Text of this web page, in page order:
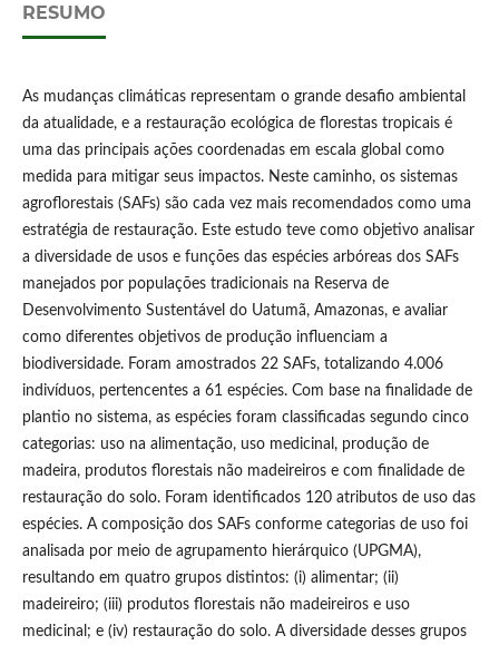
RESUMO
As mudanças climáticas representam o grande desafio ambiental
da atualidade, e a restauração ecológica de florestas tropicais é
uma das principais ações coordenadas em escala global como
medida para mitigar seus impactos. Neste caminho, os sistemas
agroflorestais (SAFs) são cada vez mais recomendados como uma
estratégia de restauração. Este estudo teve como objetivo analisar
a diversidade de usos e funções das espécies arbóreas dos SAFs
manejados por populações tradicionais na Reserva de
Desenvolvimento Sustentável do Uatumã, Amazonas, e avaliar
como diferentes objetivos de produção influenciam a
biodiversidade. Foram amostrados 22 SAFs, totalizando 4.006
indivíduos, pertencentes a 61 espécies. Com base na finalidade de
plantio no sistema, as espécies foram classificadas segundo cinco
categorias: uso na alimentação, uso medicinal, produção de
madeira, produtos florestais não madeireiros e com finalidade de
restauração do solo. Foram identificados 120 atributos de uso das
espécies. A composição dos SAFs conforme categorias de uso foi
analisada por meio de agrupamento hierárquico (UPGMA),
resultando em quatro grupos distintos: (i) alimentar; (ii)
madeireiro; (iii) produtos florestais não madeireiros e uso
medicinal; e (iv) restauração do solo. A diversidade desses grupos